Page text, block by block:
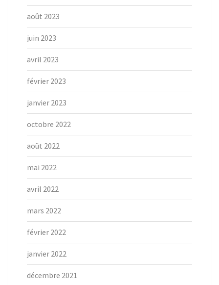
août 2023
juin 2023
avril 2023
février 2023
janvier 2023
octobre 2022
août 2022
mai 2022
avril 2022
mars 2022
février 2022
janvier 2022
décembre 2021